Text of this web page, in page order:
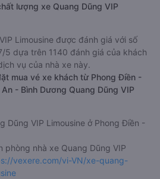
lượng xe Quang Dũng VIP
Limousine được đánh giá với số
5 dựa trên 1140 đánh giá của khách
vụ của nhà xe này.
mua vé xe khách từ Phong Điền -
- Bình Dương Quang Dũng VIP
Dũng VIP Limousine ở Phong Điền -
phòng nhà xe Quang Dũng VIP
vexere.com/vi-VN/xe-quang-